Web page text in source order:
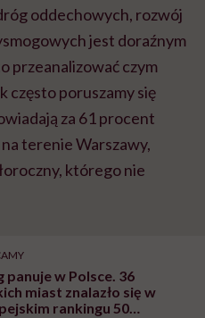
oddechowych, rozwój
jest doraźnym
przeanalizować czym
często poruszamy się
za 61 procent
terenie Warszawy,
którego nie
panuje w Polsce. 36
miast znalazło się w
rankingu 50